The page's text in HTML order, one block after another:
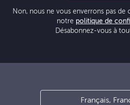
Non, nous ne vous enverrons pas
notre politique de
Désabonnez-vous à
Français,